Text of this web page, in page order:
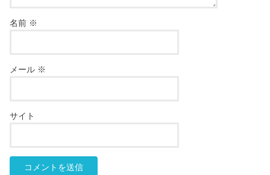
名前 ※
メール ※
サイト